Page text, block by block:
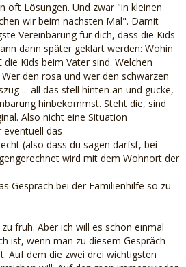
oft Lösungen. Und zwar "in kleinen
wir beim nächsten Mal". Damit
Vereinbarung für dich, dass die Kids
dann später geklärt werden: Wohin
Kids beim Vater sind. Welchen
den rosa und wer den schwarzen
... all das stell hinten an und gucke,
hinbekommst. Steht die, sind
Also nicht eine Situation
das
(also dass du sagen darfst, bei
wird mit dem Wohnort der
Gespräch bei der Familienhilfe so zu
früh. Aber ich will es schon einmal
ist, wenn man zu diesem Gespräch
Auf dem die zwei drei wichtigsten